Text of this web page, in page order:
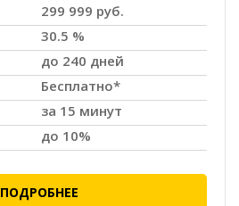
299 999 руб.
30.5 %
до 240 дней
Бесплатно*
за 15 минут
до 10%
ПОДРОБНЕЕ